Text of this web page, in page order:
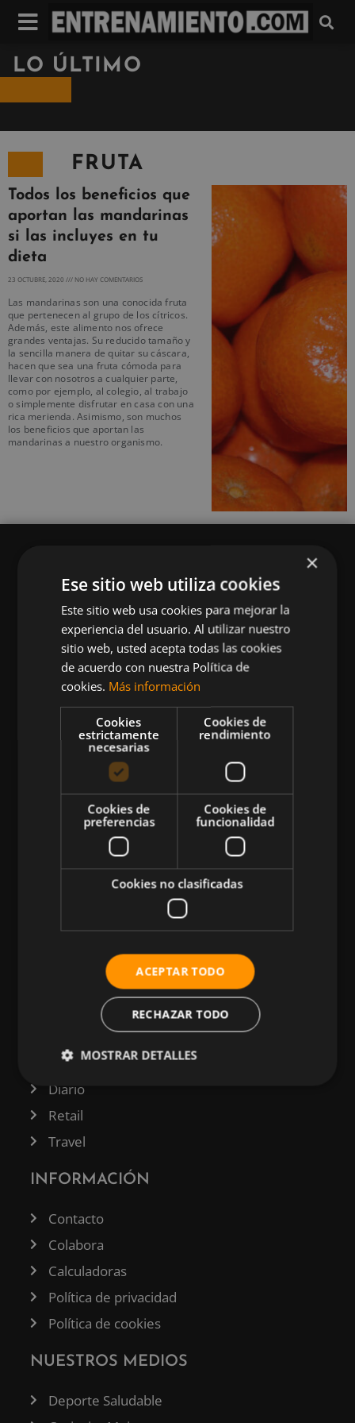
LO ÚLTIMO
FRUTA
Todos los beneficios que
aportan las mandarinas
si las incluyes en tu
dieta
23 OCTUBRE, 2020 NO HAY COMENTARIOS
Las mandarinas son una conocida fruta
que pertenecen al grupo de los cítricos.
Además, este alimento nos ofrece
grandes ventajas. Su reducido tamaño y
la sencilla manera de quitar su cáscara,
hacen que sea una fruta cómoda para
llevar con nosotros a cualquier parte,
como por ejemplo, al colegio, al trabajo
o simplemente disfrutar en casa con una
rica merienda. Asimismo, son muchos
los beneficios que aportan las
mandarinas a nuestro organismo.
Queremos mantenerte al día en temas de
deportes, fitness, nutrición, salud, recetas
saludables y tecnología aplicada al deporte y la
vida sana.
CATEGORÍAS
Atletismo
Musculación
Más Deportes
Tecnología
Diario
Retail
Travel
INFORMACIÓN
Contacto
Colabora
Calculadoras
Política de privacidad
Política de cookies
NUESTROS MEDIOS
Deporte Saludable
×
Ese sitio web utiliza cookies
Este sitio web usa cookies para mejorar la
experiencia del usuario. Al utilizar nuestro
sitio web, usted acepta todas las cookies
de acuerdo con nuestra Política de
cookies. Más información
Cookies
estrictamente
necesarias
Cookies de
rendimiento
Cookies de
preferencias
Cookies de
funcionalidad
Cookies no clasificadas
ACEPTAR TODO
RECHAZAR TODO
MOSTRAR DETALLES